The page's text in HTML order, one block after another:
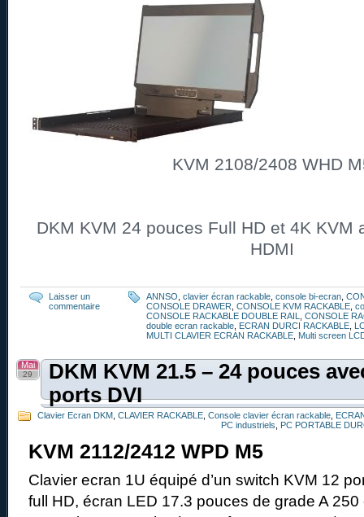
KVM 2108/2408 WHD
DKM KVM 24 pouces Full HD et 4K KVM
HDMI
Laisser un
commentaire
ANNSO, clavier écran rackable, console bi-ecran,
CONSOLE DRAWER, CONSOLE KVM RACKABLE,
CONSOLE RACKABLE DOUBLE RAIL, CONSOLE
double ecran rackable, ECRAN DURCI RACKABLE,
MULTI CLAVIER ECRAN RACKABLE, Multi screen
DKM KVM 21.5 – 24 pouces
ports DVI
Mai
29
Clavier Ecran DKM, CLAVIER RACKABLE, Console clavier écran rackable,
PC industriels, PC PORTABLE
KVM 2112/2412 WPD M5
Clavier ecran 1U équipé d’un switch KVM 12
full HD, écran LED 17.3 pouces de grade A 250